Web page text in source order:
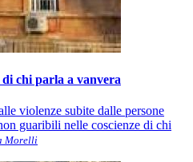
di chi parla a vanvera
violenze subite dalle persone
guaribili nelle coscienze di chi
Morelli